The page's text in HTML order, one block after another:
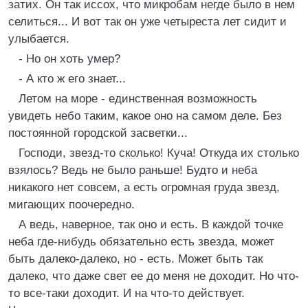
затих. Он так иссох, что микробам негде было в нем
селиться... И вот так он уже четыреста лет сидит и
улыбается.
- Но он хоть умер?
- А кто ж его знает...
Летом на море - единственная возможность
увидеть небо таким, какое оно на самом деле. Без
постоянной городской засветки...
Господи, звезд-то сколько! Куча! Откуда их столько
взялось? Ведь не было раньше! Будто и неба
никакого нет совсем, а есть огромная груда звезд,
мигающих поочередно.
А ведь, наверное, так оно и есть. В каждой точке
неба где-нибудь обязательно есть звезда, может
быть далеко-далеко, но - есть. Может быть так
далеко, что даже свет ее до меня не доходит. Но что-
то все-таки доходит. И на что-то действует.